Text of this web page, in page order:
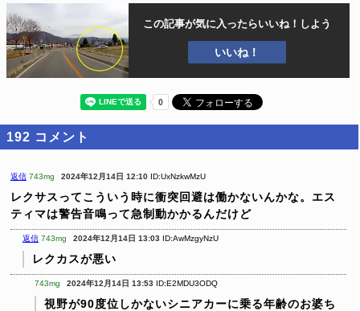
この記事が気に入ったらいいね！しよう
いいね！
192 コメント
返信 743mg 2024年12月14日 12:10 ID:UxNzkwMzU
レクサスってこういう時に衝突回避は働かないんかな。エス
ティマは警告音鳴って急制動かかるんだけど
返信 743mg 2024年12月14日 13:03 ID:AwMzgyNzU
レクカスが悪い
743mg 2024年12月14日 13:53 ID:E2MDU3ODQ
視野が90度位しかないシニアカーに乗る年齢のお婆ち